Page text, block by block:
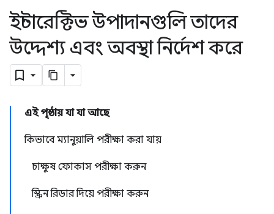
ইন্টারেক্টিভ উপাদানগুলি তাদের
উদ্দেশ্য এবং অবস্থা নির্দেশ করে
এই পৃষ্ঠায় যা যা আছে
কিভাবে ম্যানুয়ালি পরীক্ষা করা যায়
চাক্ষুষ ফোকাস পরীক্ষা করুন
স্ক্রিন রিডার দিয়ে পরীক্ষা করুন